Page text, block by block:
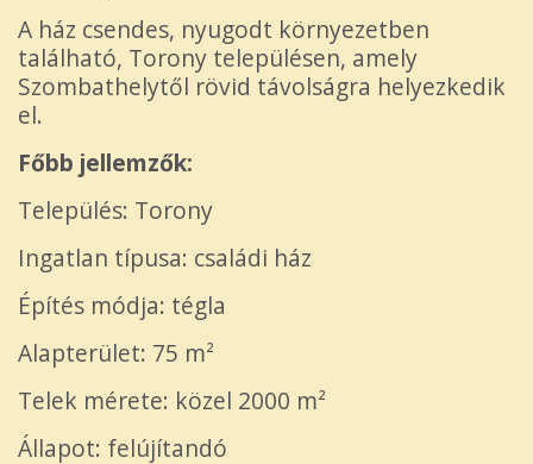
A ház csendes, nyugodt környezetben
található, Torony településen, amely
Szombathelytől rövid távolságra helyezkedik
el.
Főbb jellemzők:
Település: Torony
Ingatlan típusa: családi ház
Építés módja: tégla
Alapterület: 75 m²
Telek mérete: közel 2000 m²
Állapot: felújítandó